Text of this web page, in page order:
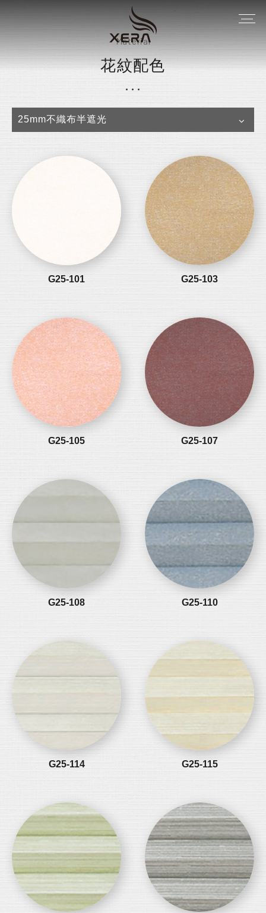
Material
花紋配色
25mm不織布半遮光
G25-101 G25-103
G25-105 G25-107
G25-108 G25-110
G25-114 G25-115